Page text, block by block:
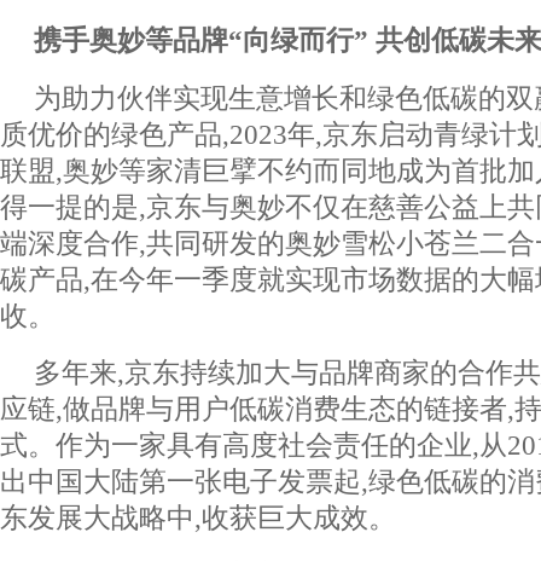
携手奥妙等品牌“向绿而行” 共创低碳未来
为助力伙伴实现生意增长和绿色低碳的
质优价的绿色产品,2023年,京东启动青绿计
联盟,奥妙等家清巨擘不约而同地成为首批
得一提的是,京东与奥妙不仅在慈善公益上
端深度合作,共同研发的奥妙雪松小苍兰二
碳产品,在今年一季度就实现市场数据的大
收。
多年来,京东持续加大与品牌商家的合作
应链,做品牌与用户低碳消费生态的链接者,
式。作为一家具有高度社会责任的企业,从
出中国大陆第一张电子发票起,绿色低碳的
东发展大战略中,收获巨大成效。